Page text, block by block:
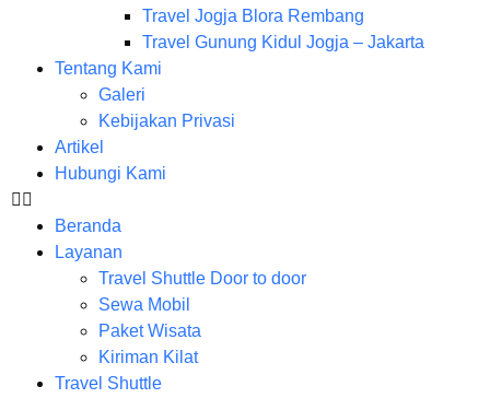
Travel Jogja Blora Rembang
Travel Gunung Kidul Jogja – Jakarta
Tentang Kami
Galeri
Kebijakan Privasi
Artikel
Hubungi Kami
Beranda
Layanan
Travel Shuttle Door to door
Sewa Mobil
Paket Wisata
Kiriman Kilat
Travel Shuttle